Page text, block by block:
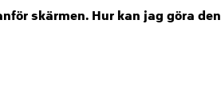
skärmen. Hur kan jag göra den